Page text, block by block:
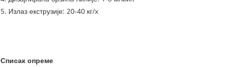
5. Излаз екструзије: 20-40 кг/х
Списак опреме